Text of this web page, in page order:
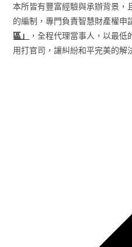
本所皆有豐富經驗與承辦背景，
的編制，專門負責智慧財產權申
區」
，全程代理當事人，以最
用打官司，讓糾紛和平完美的解